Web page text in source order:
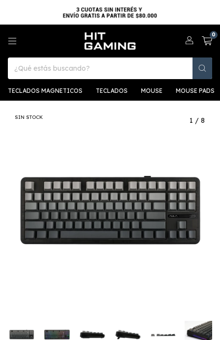
0
TECLADOS MAGNETICOS TECLADOS MOUSE MOUSE PADS
SIN STOCK 1 / 8